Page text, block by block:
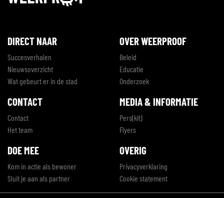
DIRECT NAAR
Succesverhalen
Nieuwsoverzicht
Wat gebeurt er in de stad
OVER WEERPROOF
Beleid
Educatie
Onderzoek
CONTACT
Contact
Het team
MEDIA & INFORMATIE
Pers(kit)
Flyers
DOE MEE
Kom in actie als bewoner
Sluit je aan als partner
OVERIG
Privacyverklaring
Cookie statement